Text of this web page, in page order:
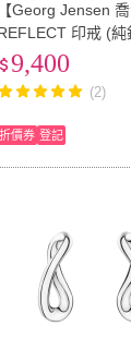
【Georg Jensen 喬
印戒 (純
9,400
(2)
折價券 登記